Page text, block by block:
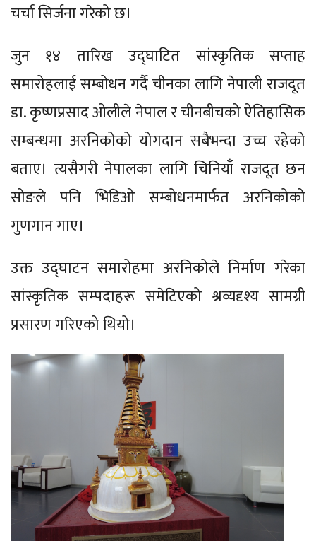
चर्चा सिर्जना गरेको छ।
जुन १४ तारिख उद्घाटित सांस्कृतिक सप्ताह
समारोहलाई सम्बोधन गर्दै चीनका लागि नेपाली राजदूत
डा. कृष्णप्रसाद ओलीले नेपाल र चीनबीचको ऐतिहासिक
सम्बन्धमा अरनिकोको योगदान सबैभन्दा उच्च रहेको
बताए। त्यसैगरी नेपालका लागि चिनियाँ राजदूत छन
सोङले पनि भिडिओ सम्बोधनमार्फत अरनिकोको
गुणगान गाए।
उक्त उद्घाटन समारोहमा अरनिकोले निर्माण गरेका
सांस्कृतिक सम्पदाहरू समेटिएको श्रव्यदृश्य सामग्री
प्रसारण गरिएको थियो।